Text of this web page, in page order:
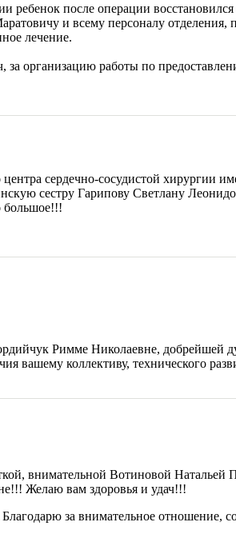
ребенок после операции
и всему персоналу
лечение.
организацию работы по
сердечно-сосудистой хирургии
сестру Гарипову Светлану
большое!!!
Римме Николаевне,
вашему коллективу, технического
внимательной Вотиновой Натальей
Желаю вам здоровья и удач!!!
за внимательное отношение,